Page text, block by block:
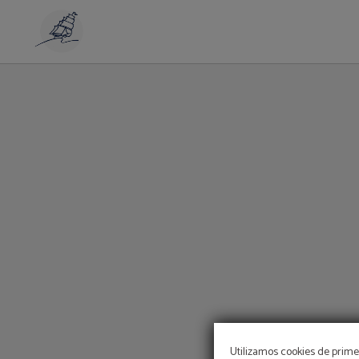
Utilizamos cookies de